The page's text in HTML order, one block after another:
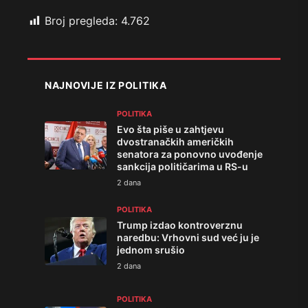
Broj pregleda: 4.762
NAJNOVIJE IZ POLITIKA
POLITIKA
Evo šta piše u zahtjevu
dvostranačkih američkih
senatora za ponovno uvođenje
sankcija političarima u RS-u
2 dana
POLITIKA
Trump izdao kontroverznu
naredbu: Vrhovni sud već ju je
jednom srušio
2 dana
POLITIKA